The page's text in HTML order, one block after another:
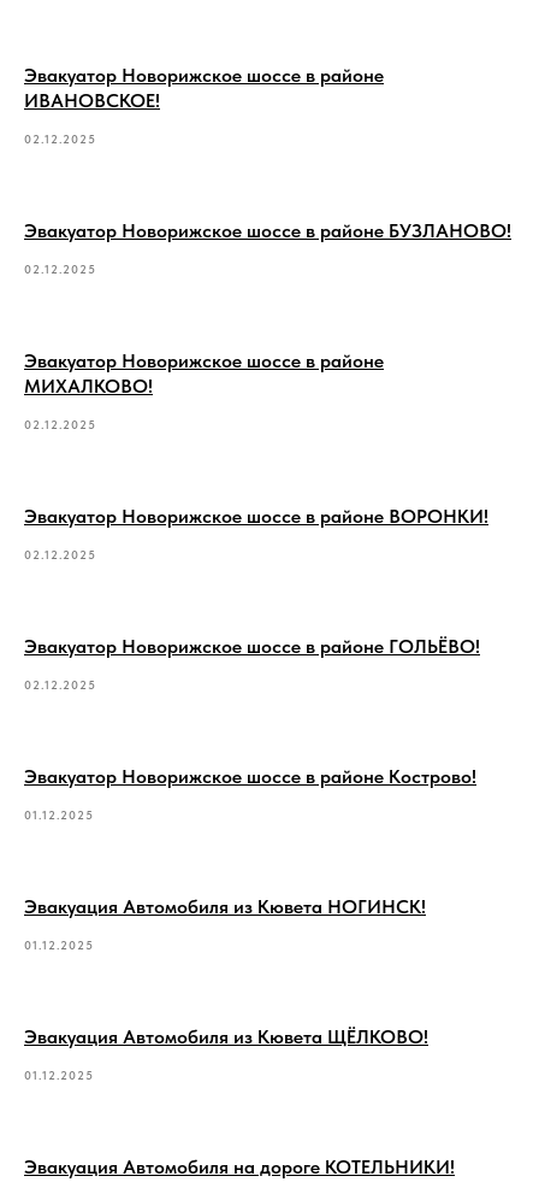
Эвакуатор Новорижское шоссе в районе
ИВАНОВСКОЕ!
02.12.2025
Эвакуатор Новорижское шоссе в районе БУЗЛАНОВО!
02.12.2025
Эвакуатор Новорижское шоссе в районе
МИХАЛКОВО!
02.12.2025
Эвакуатор Новорижское шоссе в районе ВОРОНКИ!
02.12.2025
Эвакуатор Новорижское шоссе в районе ГОЛЬЁВО!
02.12.2025
Эвакуатор Новорижское шоссе в районе Кострово!
01.12.2025
Эвакуация Автомобиля из Кювета НОГИНСК!
01.12.2025
Эвакуация Автомобиля из Кювета ЩЁЛКОВО!
01.12.2025
Эвакуация Автомобиля на дороге КОТЕЛЬНИКИ!